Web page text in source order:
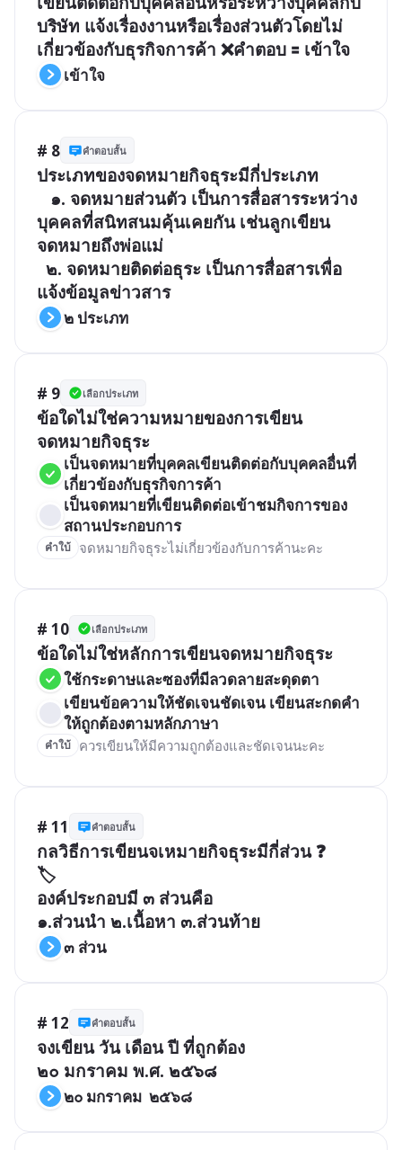
บริษัท แจ้งเรื่องงานหรือเรื่องส่วนตัวโดยไม่
เกี่ยวข้องกับธุรกิจการค้า ❌คำตอบ 🟰 เข้าใจ
เข้าใจ
# 8 คำตอบสั้น
ประเภทของจดหมายกิจธุระมีกี่ประเภท
บุคคลที่สนิทสนมคุ้นเคยกัน เช่นลูกเขียน
จดหมายถึงพ่อแม่
แจ้งข้อมูลข่าวสาร
๒ ประเภท
# 9 เลือกประเภท
ข้อใดไม่ใช่ความหมายของการเขียน
จดหมายกิจธุระ
เป็นจดหมายที่บุคคลเขียนติดต่อกับบุคคลอื่นที่
เกี่ยวข้องกับธุรกิจการค้า
เป็นจดหมายที่เขียนติดต่อเข้าชมกิจการของ
สถานประกอบการ
คำใบ้ จดหมายกิจธุระไม่เกี่ยวข้องกับการค้านะคะ
# 10 เลือกประเภท
ข้อใดไม่ใช่หลักการเขียนจดหมายกิจธุระ
ใช้กระดาษและซองที่มีลวดลายสะดุดตา
เขียนข้อความให้ชัดเจนชัดเจน เขียนสะกดคำ
ให้ถูกต้องตามหลักภาษา
คำใบ้ ควรเขียนให้มีความถูกต้องและชัดเจนนะคะ
# 11 คำตอบสั้น
กลวิธีการเขียนจเหมายกิจธุระมีกี่ส่วน ❓
🏷️
องค์ประกอบมี ๓ ส่วนคือ
๑.ส่วนนำ ๒.เนื้อหา ๓.ส่วนท้าย
๓ ส่วน
# 12 คำตอบสั้น
จงเขียน วัน เดือน ปี ที่ถูกต้อง
๒๐ มกราคม  ๒๕๖๘